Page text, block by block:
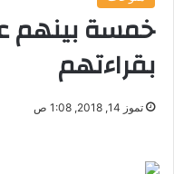
خمسة بينهم
بقراءتهم
تموز 14, 2018, 1:08 ص